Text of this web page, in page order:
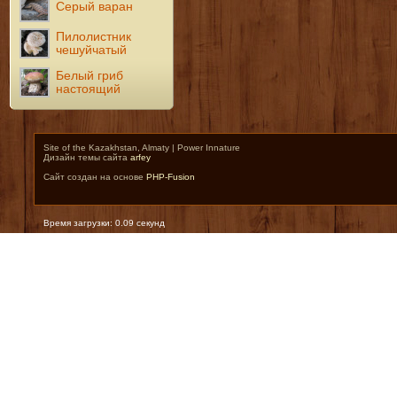
Серый варан
Пилолистник
чешуйчатый
Белый гриб
настоящий
Site of the Kazakhstan, Almaty | Power Innature
Дизайн темы сайта arfey
Сайт создан на основе PHP-Fusion
Время загрузки: 0.09 секунд